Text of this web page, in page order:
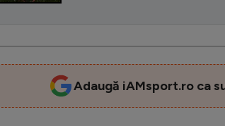
Adaugă iAMsport.ro ca